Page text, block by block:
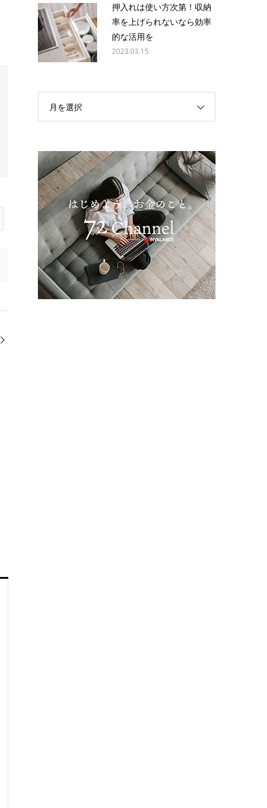
押入れは使い方次第！収納
率を上げられないなら効率
的な活用を
2023.03.15
月を選択